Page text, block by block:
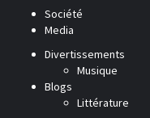
Société
Media
Divertissements
Musique
Blogs
Littérature